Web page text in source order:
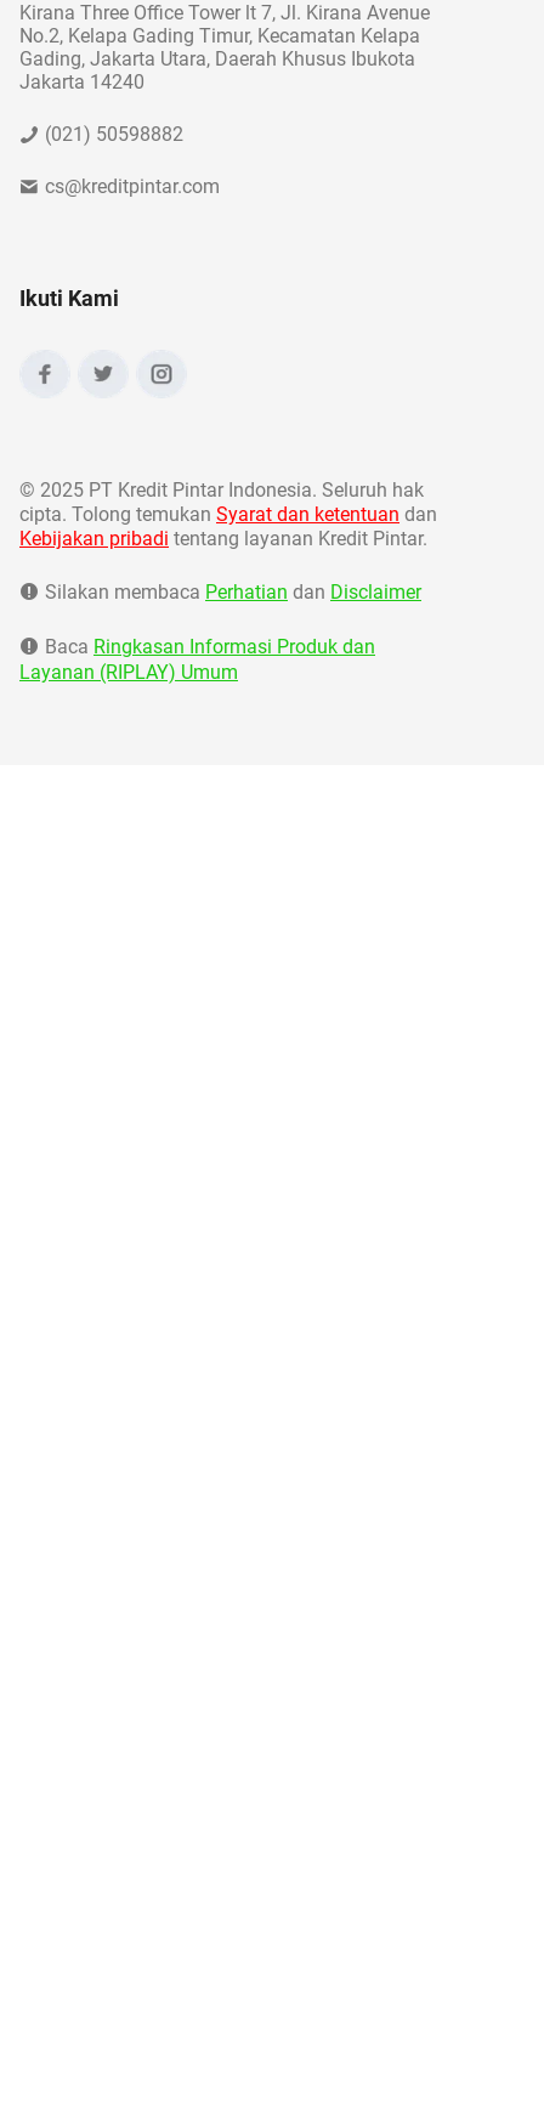
Kirana Three Office Tower lt 7, Jl. Kirana Avenue
No.2, Kelapa Gading Timur, Kecamatan Kelapa
Gading, Jakarta Utara, Daerah Khusus Ibukota
Jakarta 14240
(021) 50598882
cs@kreditpintar.com
Ikuti Kami
© 2025 PT Kredit Pintar Indonesia. Seluruh hak
cipta. Tolong temukan Syarat dan ketentuan dan
Kebijakan pribadi tentang layanan Kredit Pintar.
Silakan membaca Perhatian dan Disclaimer
Baca Ringkasan Informasi Produk dan
Layanan (RIPLAY) Umum